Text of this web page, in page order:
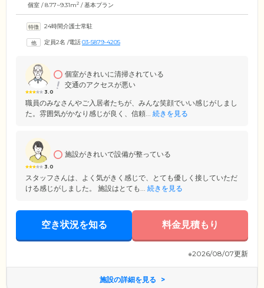
個室 / 8.77~9.31m2 / 基本プラン
24時間介護士常駐
定員2名 /電話03-5879-4205
3.0
個室がきれいに清掃されている
交通のアクセスが悪い
職員のみなさんやご入居者たちが、みんな笑顔でいい感じがしまし
た。雰囲気がかなり感じが良く、信頼... 続きを見る
3.0
施設がきれいで設備が整っている
スタッフさんは、よく気がきく感じで、とても優しく接していただ
ける感じがしました。 施設はとても... 続きを見る
空き状況を知る 料金見積もり
※2026/08/07更新
施設の詳細を見る